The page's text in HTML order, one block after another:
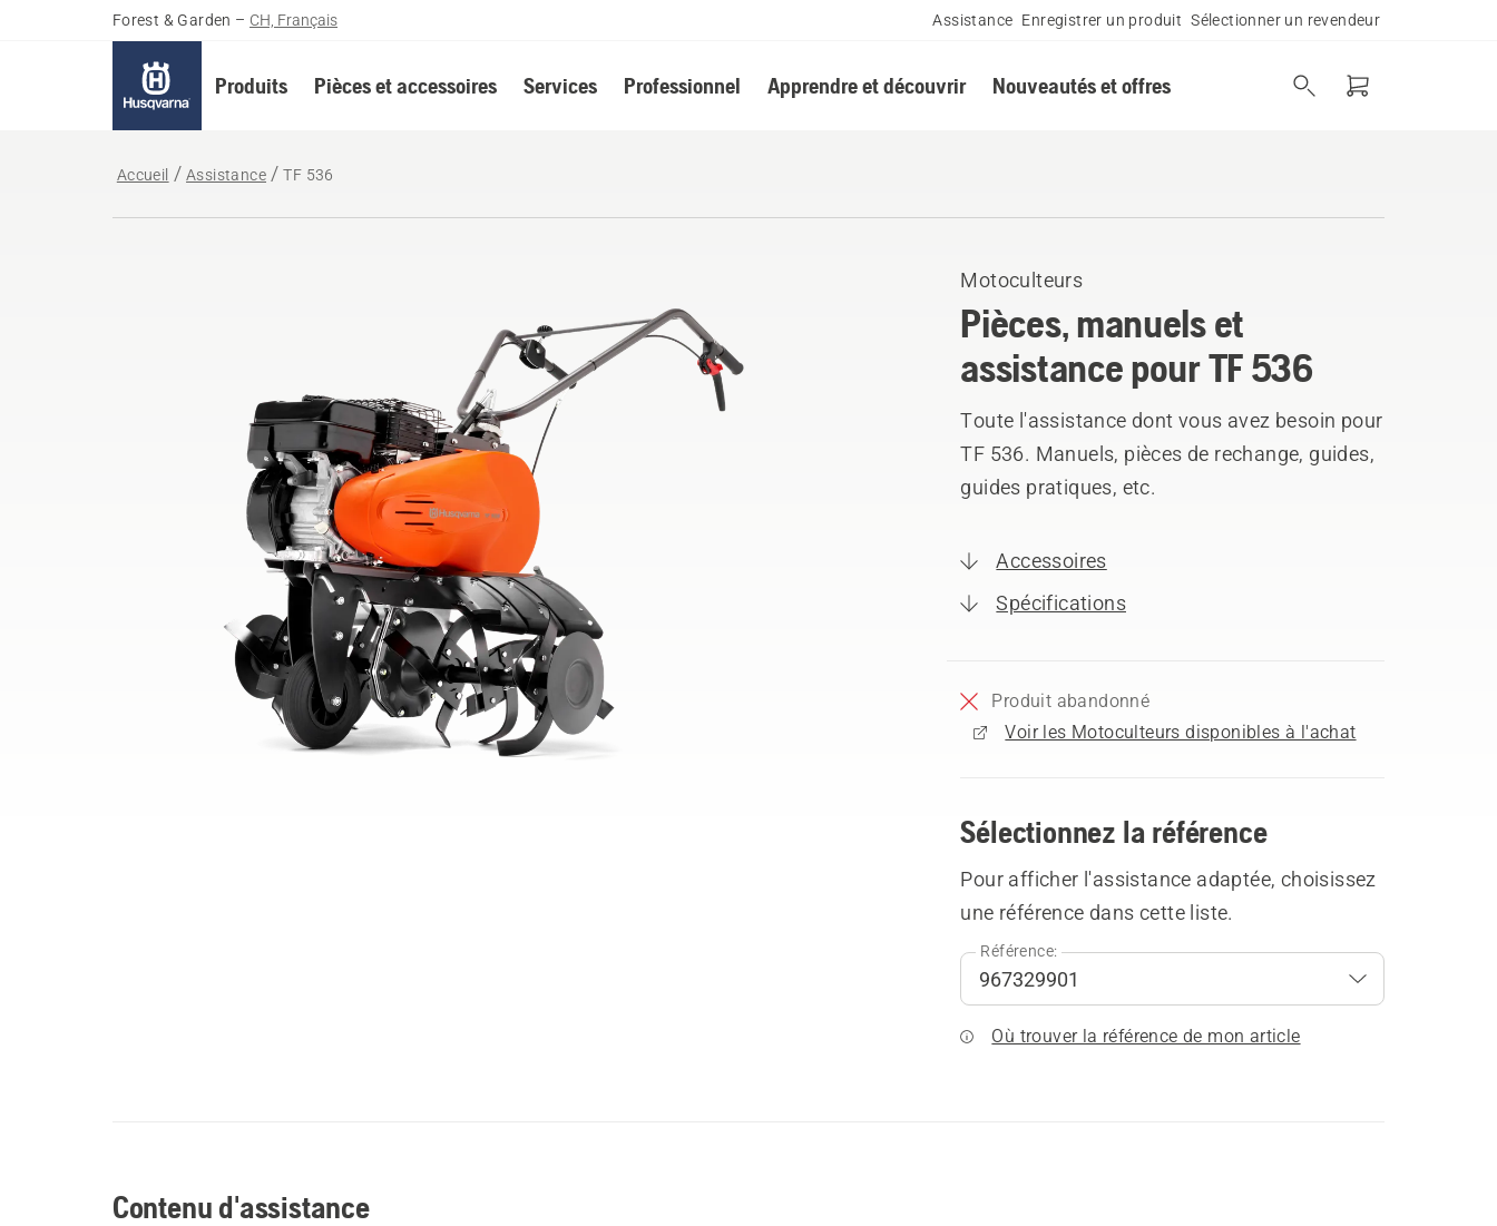
Forest & Garden – CH, Français Assistance Enregistrer un produit Sélectionner un revendeur
Produits Pièces et accessoires Services Professionnel Apprendre et découvrir Nouveautés et offres
Accueil Assistance TF 536
Motoculteurs
Pièces, manuels et
assistance pour TF 536
Toute l'assistance dont vous avez besoin pour
TF 536. Manuels, pièces de rechange, guides,
guides pratiques, etc.
Accessoires
Spécifications
Produit abandonné
Voir les Motoculteurs disponibles à l'achat
Sélectionnez la référence
Pour afficher l'assistance adaptée, choisissez
une référence dans cette liste.
Référence:
Où trouver la référence de mon article
Contenu d'assistance